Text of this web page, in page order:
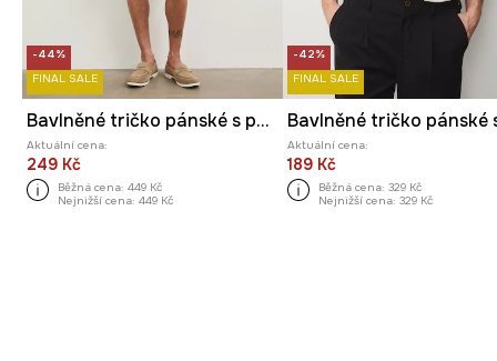
-44%
FINAL SALE
Bavlněné tričko pánské s potiskem
Aktuální cena:
249 Kč
Běžná cena: 449 Kč
Nejnižší cena: 449 Kč
-42%
FINAL SALE
Aktuální cena:
189 Kč
Běžná cena: 329 Kč
Nejnižší cena: 329 Kč